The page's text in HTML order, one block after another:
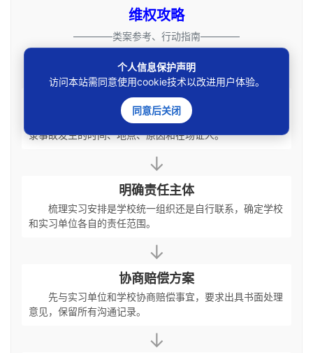
维权攻略
————类案参考、行动指南————
（以下攻略仅针对特定的情形，若情况不同请咨询邓杰律师）
固定事故证据
受伤后立即就医，保存所有病历、发票、检查报告；记
录事故发生的时间、地点、原因和在场证人。
↓
明确责任主体
梳理实习安排是学校统一组织还是自行联系，确定学校
和实习单位各自的责任范围。
↓
协商赔偿方案
先与实习单位和学校协商赔偿事宜，要求出具书面处理
意见，保留所有沟通记录。
↓
个人信息保护声明
访问本站需同意使用cookie技术以改进用户体验。
同意后关闭